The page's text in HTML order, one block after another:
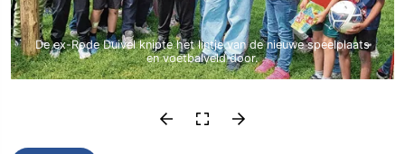
De ex-Rode Duivel knipte het lintje van de nieuwe speelplaats
en voetbalveld door.